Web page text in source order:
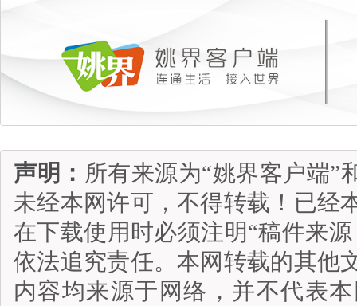
声明： 所有来源为“姚界客户端”
未经本网许可，不得转载！已经
在下载使用时必须注明“稿件来
依法追究责任。本网转载的其他
内容均来源于网络，并不代表